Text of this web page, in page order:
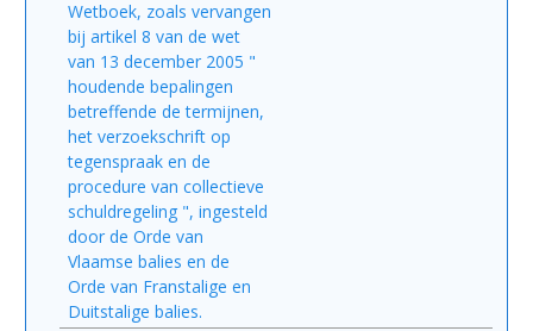
Wetboek, zoals vervangen
bij artikel 8 van de wet
van 13 december 2005 "
houdende bepalingen
betreffende de termijnen,
het verzoekschrift op
tegenspraak en de
procedure van collectieve
schuldregeling ", ingesteld
door de Orde van
Vlaamse balies en de
Orde van Franstalige en
Duitstalige balies.